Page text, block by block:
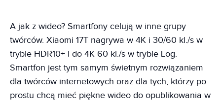
A jak z wideo? Smartfony celują w inne grupy
twórców. Xiaomi 17T nagrywa w 4K i 30/60 kl./s w
trybie HDR10+ i do 4K 60 kl./s w trybie Log.
Smartfon jest tym samym świetnym rozwiązaniem
dla twórców internetowych oraz dla tych, którzy po
prostu chcą mieć piękne wideo do opublikowania w